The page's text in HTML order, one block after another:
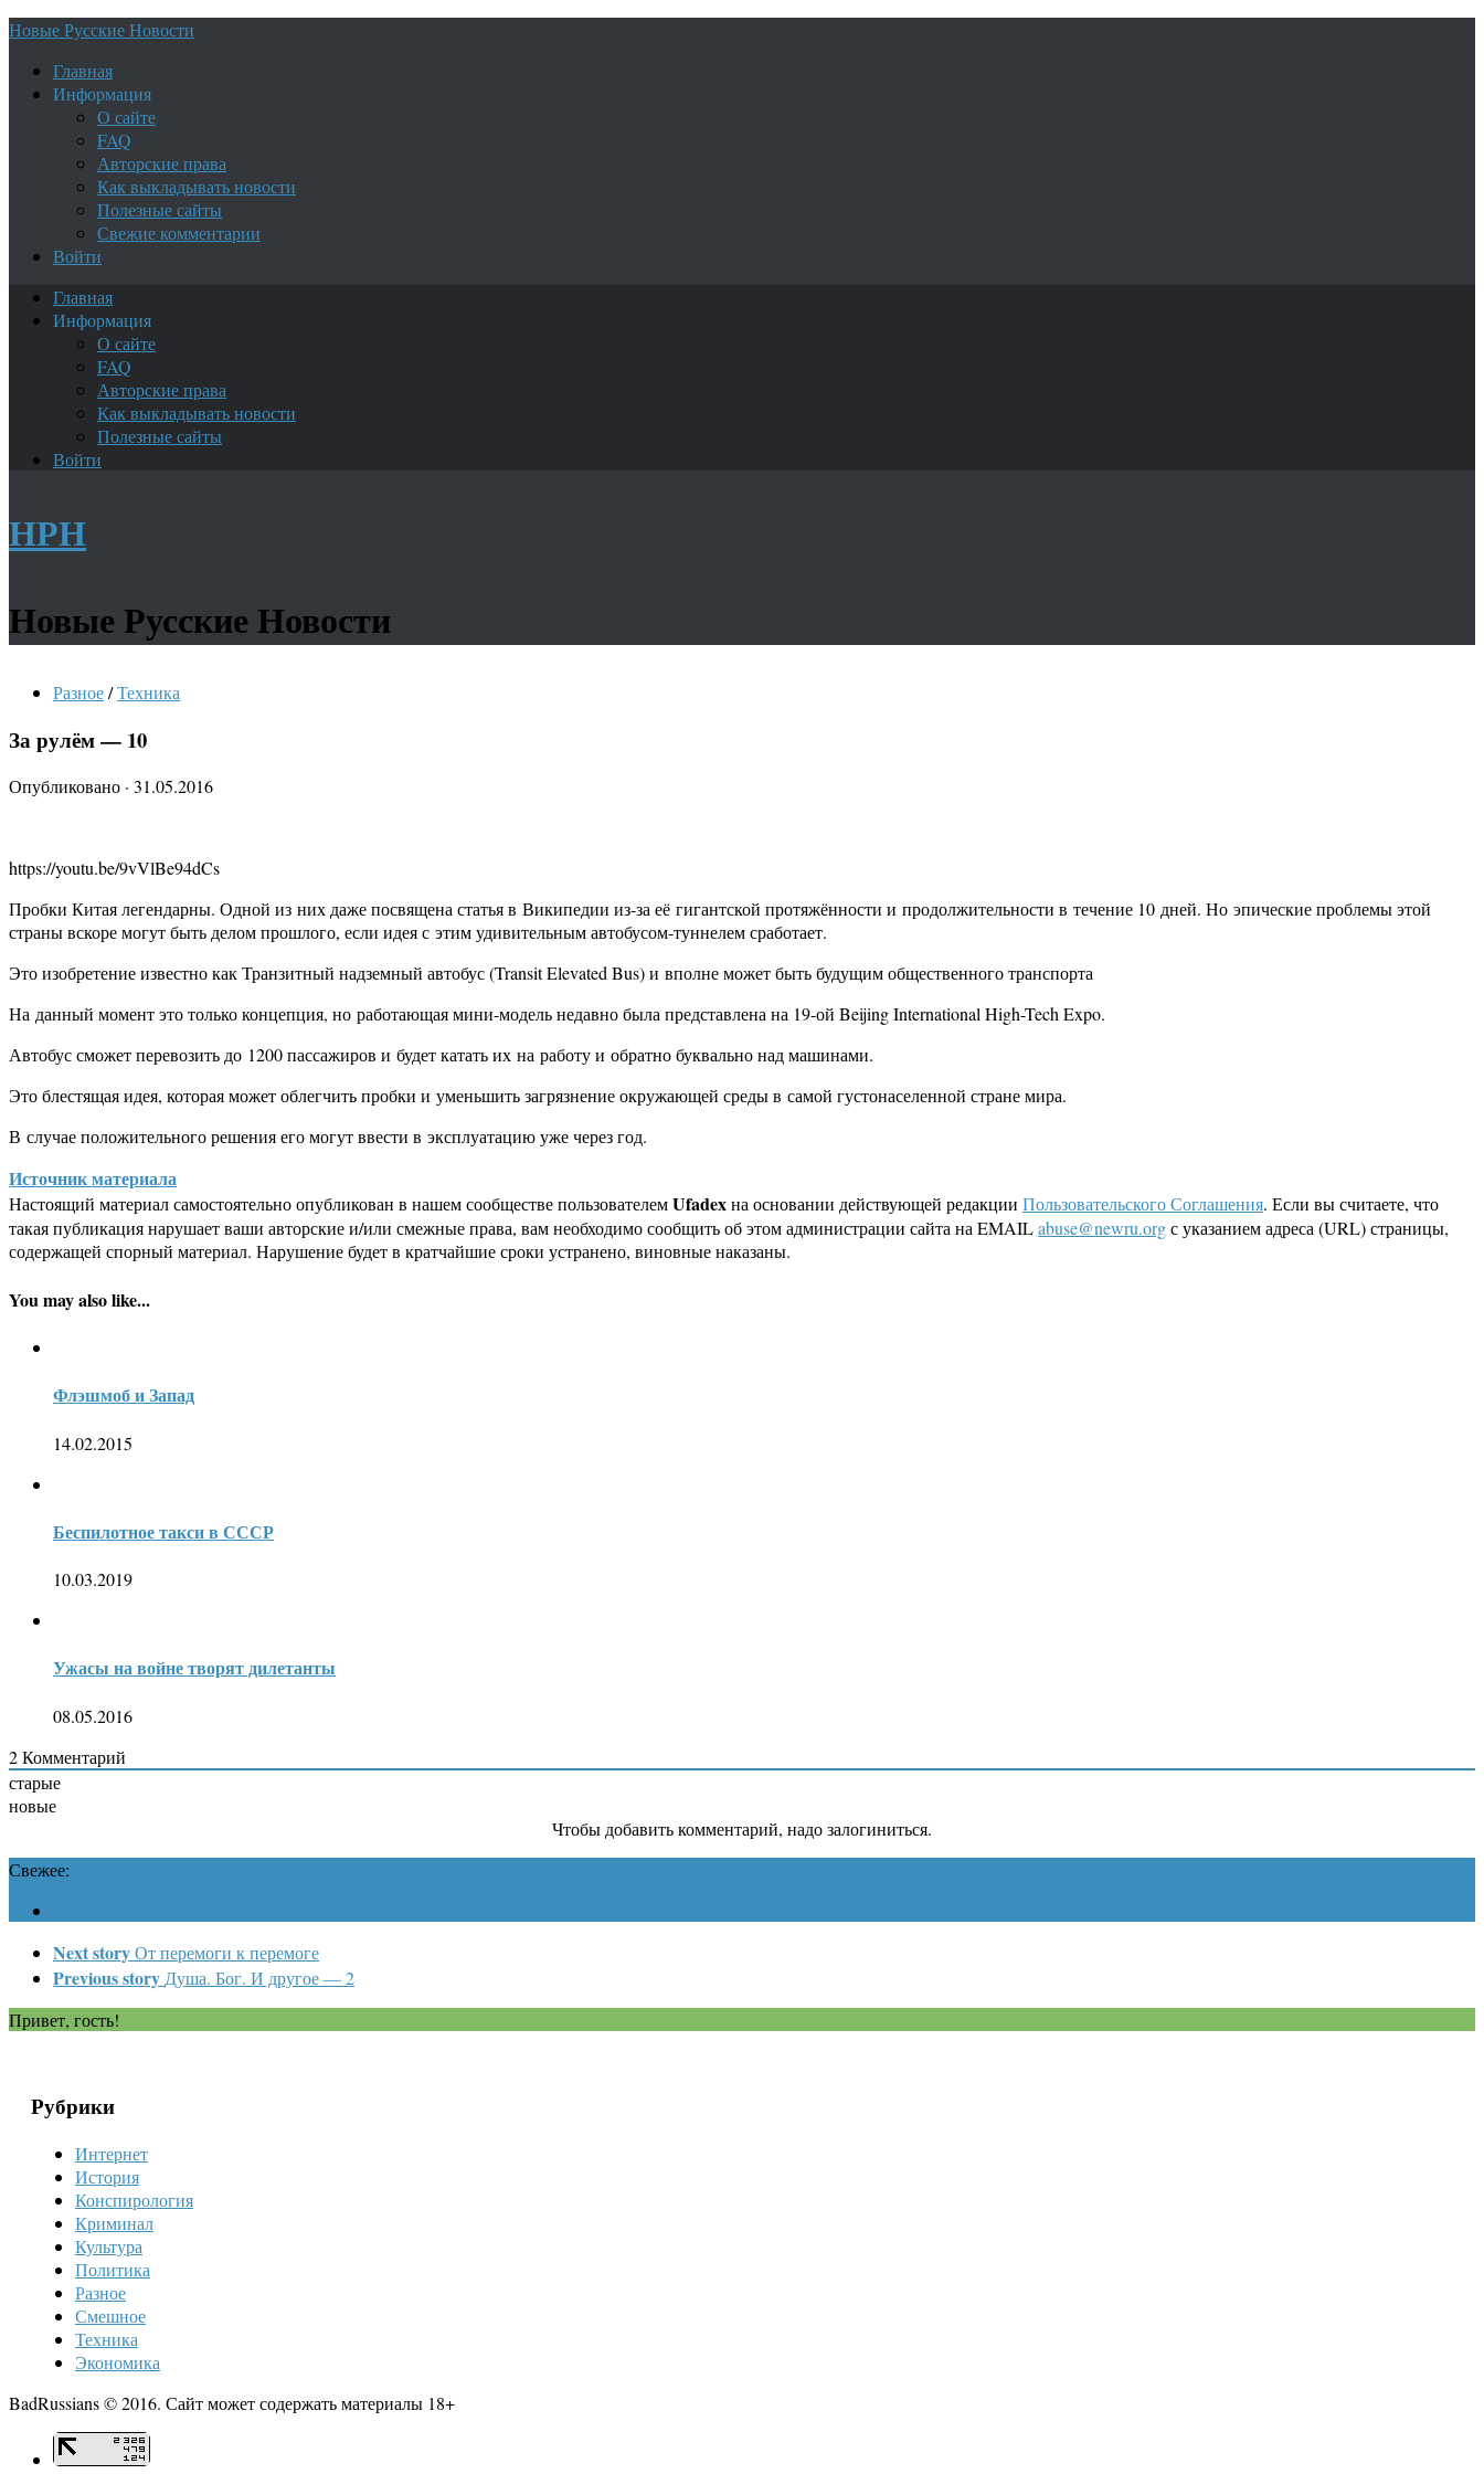
Новые Русские Новости
Главная
Информация
О сайте
FAQ
Авторские права
Как выкладывать новости
Полезные сайты
Свежие комментарии
Войти
Главная
Информация
О сайте
FAQ
Авторские права
Как выкладывать новости
Полезные сайты
Войти
НРН
Новые Русские Новости
Разное/Техника
За рулём — 10
Опубликовано · 31.05.2016
https://youtu.be/9vVlBe94dCs
Пробки Китая легендарны. Одной из них даже посвящена статья в Википедии из-за её гигантской протяжённости и продолжительности в течение 10 дней. Но эпические проблемы этой
страны вскоре могут быть делом прошлого, если идея с этим удивительным автобусом-туннелем сработает.
Это изобретение известно как Транзитный надземный автобус (Transit Elevated Bus) и вполне может быть будущим общественного транспорта
На данный момент это только концепция, но работающая мини-модель недавно была представлена на 19-ой Beijing International High-Tech Expo.
Автобус сможет перевозить до 1200 пассажиров и будет катать их на работу и обратно буквально над машинами.
Это блестящая идея, которая может облегчить пробки и уменьшить загрязнение окружающей среды в самой густонаселенной стране мира.
В случае положительного решения его могут ввести в эксплуатацию уже через год.
Источник материала
Настоящий материал самостоятельно опубликован в нашем сообществе пользователемUfadexна основании действующей редакции Пользовательского Соглашения. Если вы считаете, что
такая публикация нарушает ваши авторские и/или смежные права, вам необходимо сообщить об этом администрации сайта на EMAILabuse@newru.orgс указанием адреса (URL) страницы,
содержащей спорный материал. Нарушение будет в кратчайшие сроки устранено, виновные наказаны.
You may also like...
Флэшмоб и Запад
14.02.2015
Беспилотное такси в СССР
10.03.2019
Ужасы на войне творят дилетанты
08.05.2016
2Комментарий
старые
новые
Чтобы добавить комментарий, надо залогиниться.
Свежее:
Next storyОт перемоги к перемоге
Previous story Душа. Бог. И другое — 2
Привет, гость!
Рубрики
Интернет
История
Конспирология
Криминал
Культура
Политика
Разное
Смешное
Техника
Экономика
BadRussians © 2016. Сайт может содержать материалы 18+